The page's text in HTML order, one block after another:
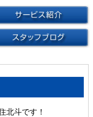
北斗です！